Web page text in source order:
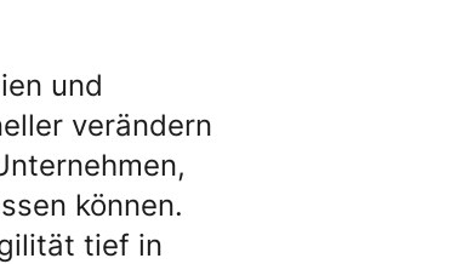
und
verändern
können.
tief in